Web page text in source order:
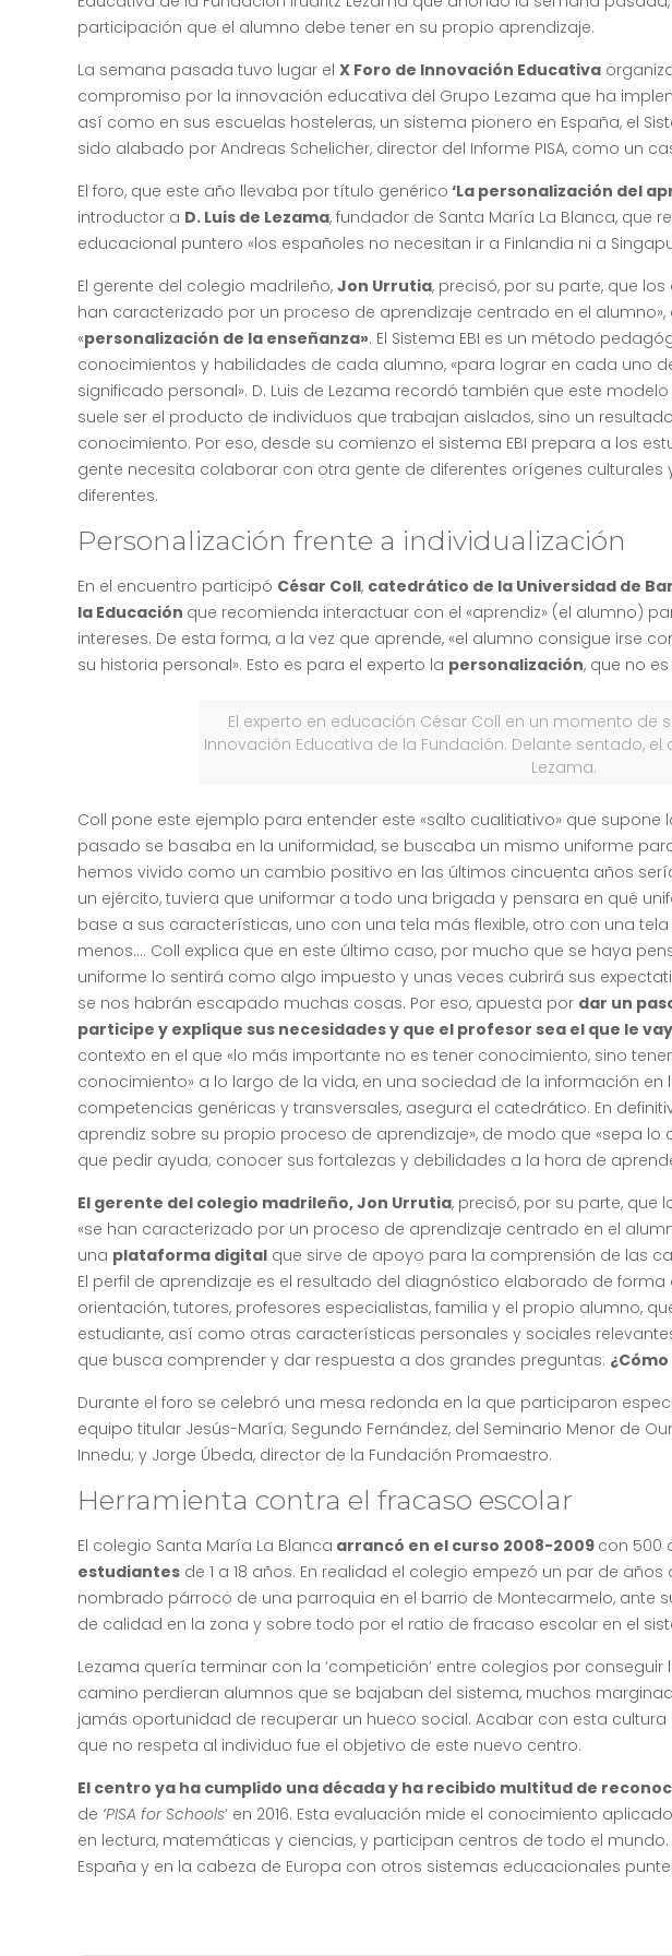
participación que el alumno debe tener en su propio aprendizaje.
La semana pasada tuvo lugar elX Foro de Innovación Educativa
compromiso por la innovación educativa del Grupo Lezama que ha
así como en sus escuelas hosteleras, un sistema pionero en España, el
sido alabado por Andreas Schelicher, director del Informe PISA, como un
El foro, que este año llevaba por título genérico ‘La personalización del
introductor a D. Luis de Lezama, fundador de Santa María La Blanca, que
educacional puntero «los españoles no necesitan ir a Finlandia ni a
El gerente del colegio madrileño,Jon Urrutia, precisó, por su parte, que
han caracterizado por un proceso de aprendizaje centrado en el
«personalización de la enseñanza». El Sistema EBI es un método
conocimientos y habilidades de cada alumno, «para lograr en cada uno
significado personal». D. Luis de Lezama recordó también que este
suele ser el producto de individuos que trabajan aislados, sino un
conocimiento. Por eso, desde su comienzo el sistema EBI prepara a los
gente necesita colaborar con otra gente de diferentes orígenes culturales
diferentes.
Personalización frente a individualización
En el encuentro participó César Coll, catedrático de la Universidad de
la Educación que recomienda interactuar con el «aprendiz» (el alumno)
intereses. De esta forma, a la vez que aprende, «el alumno consigue irse
su historia personal». Esto es para el experto la personalización, que no
El experto en educación César Coll en un momento de
Innovación Educativa de la Fundación. Delante sentado, el
Lezama.
Coll pone este ejemplo para entender este «salto cualitiativo» que
pasado se basaba en la uniformidad, se buscaba un mismo uniforme
hemos vivido como un cambio positivo en las últimos cincuenta años
un ejército, tuviera que uniformar a todo una brigada y pensara en qué
base a sus características, uno con una tela más flexible, otro con una
menos…. Coll explica que en este último caso, por mucho que se haya
uniforme lo sentirá como algo impuesto y unas veces cubrirá sus
se nos habrán escapado muchas cosas. Por eso, apuesta por dar un
participe y explique sus necesidades y que el profesor sea el que le
contexto en el que «lo más importante no es tener conocimiento, sino
conocimiento» a lo largo de la vida, en una sociedad de la información
competencias genéricas y transversales, asegura el catedrático. En
aprendiz sobre su propio proceso de aprendizaje», de modo que «sepa
que pedir ayuda; conocer sus fortalezas y debilidades a la hora de
El gerente del colegio madrileño, Jon Urrutia, precisó, por su parte, que
«se han caracterizado por un proceso de aprendizaje centrado en el
una plataforma digital que sirve de apoyo para la comprensión de las
El perfil de aprendizaje es el resultado del diagnóstico elaborado de
orientación, tutores, profesores especialistas, familia y el propio alumno,
estudiante, así como otras características personales y sociales
que busca comprender y dar respuesta a dos grandes preguntas:
Durante el foro se celebró una mesa redonda en la que participaron
equipo titular Jesús-María; Segundo Fernández, del Seminario Menor de
Innedu; y Jorge Úbeda, director de la Fundación Promaestro.
Herramienta contra el fracaso escolar
El colegio Santa María La Blanca arrancó en el curso 2008-2009 con 500
estudiantes de 1 a 18 años. En realidad el colegio empezó un par de
nombrado párroco de una parroquia en el barrio de Montecarmelo, ante
de calidad en la zona y sobre todo por el ratio de fracaso escolar en el
Lezama quería terminar con la ‘competición’ entre colegios por
camino perdieran alumnos que se bajaban del sistema, muchos
jamás oportunidad de recuperar un hueco social. Acabar con esta
que no respeta al individuo fue el objetivo de este nuevo centro.
El centro ya ha cumplido una década y ha recibido multitud de
de ‘PISA for Schools‘ en 2016. Esta evaluación mide el conocimiento
en lectura, matemáticas y ciencias, y participan centros de todo el
España y en la cabeza de Europa con otros sistemas educacionales